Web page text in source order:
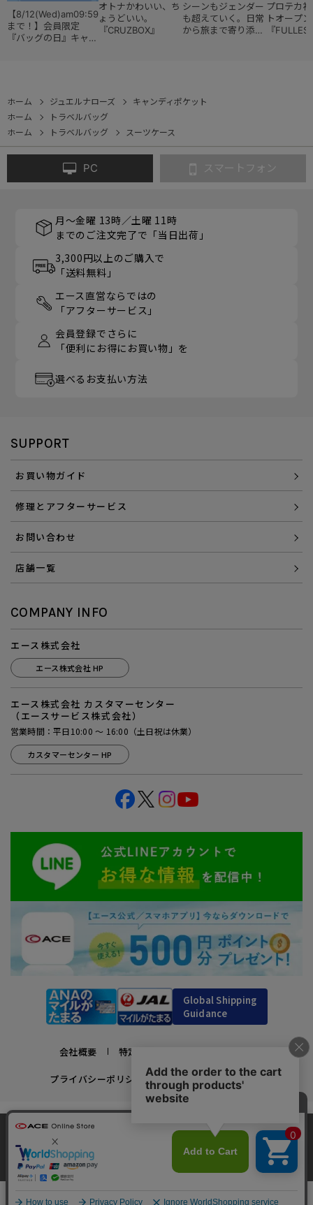
【8/12(Wed)am09:59
まで！】会員限定
『バッグの日』キャン
オトナかわいい、ち
ょうどいい。
『CRUZBOX』
シーンもジェンダー
も超えていく。日常
から旅まで寄り添う
プロテカ
トオープ
『
ホーム ジュエルナローズ
キャンディポケット
ホーム
トラベルバッグ
ホーム
トラベルバッグ スーツケース
PC スマートフォン
月～金曜 13時／土曜 11時
までのご注文完了で「当日出荷」
3,300円以上のご購入で
「送料無料」
エース直営ならではの
「アフターサービス」
会員登録でさらに
「便利にお得にお買い物」を
選べるお支払い方法
SUPPORT
お買い物ガイド
修理とアフターサービス
お問い合わせ
店舗一覧
COMPANY INFO
エース株式会社
エース株式会社 HP
エース株式会社 カスタマーセンター
（エースサービス株式会社）
営業時間：平日10:00 ～ 16:00（土日祝は休業）
カスタマーセンター HP
Global Shipping
Guidance
会社概要 特定商取引法に基づく表示
プライバシーポリシー 利用規約 採用情報
かばんの総合メーカー、エース公式サイト
スーツケースビジネスバッグ直営店ならではの豊富なラインナップでご紹介！
充実のアフターサービス・豊富な品揃え・安心のメーカー直営ストア
Copyright © ACE Co., Ltd. All rights reserved.
￥13,090
当サイトでは、サイトの利便性向上のため、クッ
キー(Cookie)を使用しています。クッキーについ
て詳細はこちら
承諾する
最近、73人がこの商品をカートに入れました